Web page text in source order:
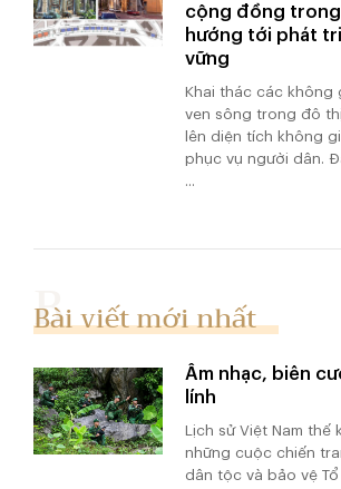
cộng đồng
hướng tới phát
vững
Khai thác các không
ven sông trong đô
lên diện tích không
phục vụ người dân.
...
Bài viết mới nhất
Âm nhạc, biên
lính
Lịch sử Việt Nam thế
những cuộc chiến
dân tộc và bảo vệ